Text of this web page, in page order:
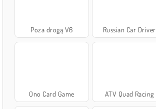
Poza drogą V6 Russian Car Driver
Ono Card Game ATV Quad Racing